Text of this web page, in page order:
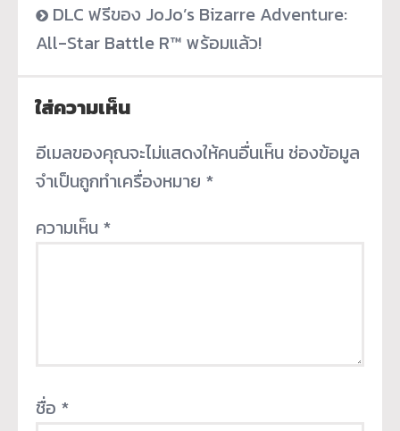
DLC ฟรีของ JoJo’s Bizarre Adventure:
All-Star Battle R™ พร้อมแล้ว!
ใส่ความเห็น
อีเมลของคุณจะไม่แสดงให้คนอื่นเห็น ช่องข้อมูล
จำเป็นถูกทำเครื่องหมาย *
ความเห็น *
ชื่อ *